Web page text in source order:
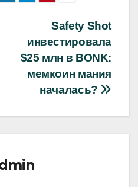
Safety Shot
инвестировала
$25 млн в BONK:
мемкоин мания
началась?